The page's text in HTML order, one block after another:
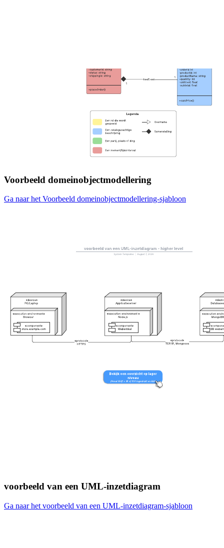
Voorbeeld domeinobjectmodellering
Ga naar het Voorbeeld domeinobjectmodellering-sjabloon
voorbeeld van een UML-inzetdiagram
Ga naar het voorbeeld van een UML-inzetdiagram-sjabloon